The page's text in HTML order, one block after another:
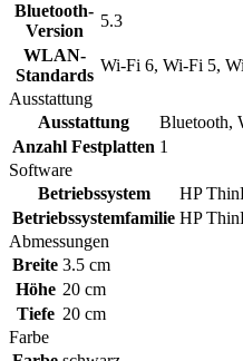
Bluetooth-
Version
5.3
WLAN-
Standards
Wi-Fi 6, Wi-Fi 5,
Ausstattung
Ausstattung
Bluetooth,
Anzahl Festplatten 1
Software
Betriebssystem
HP
Betriebssystemfamilie HP
Abmessungen
Breite 3.5 cm
Höhe 20 cm
Tiefe 20 cm
Farbe